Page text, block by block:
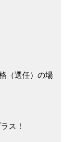
（選任）の場
ス！